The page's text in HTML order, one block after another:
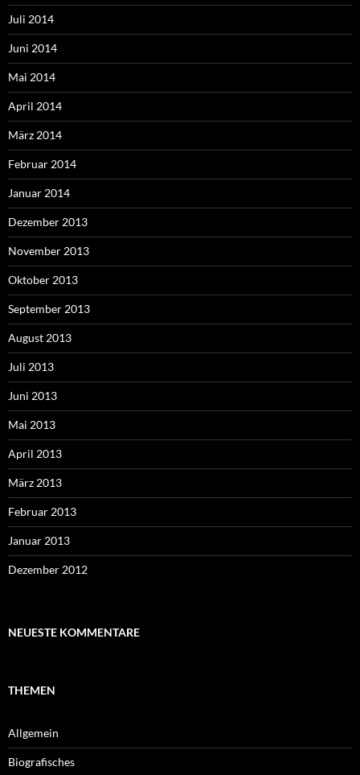
Juli 2014
Juni 2014
Mai 2014
April 2014
März 2014
Februar 2014
Januar 2014
Dezember 2013
November 2013
Oktober 2013
September 2013
August 2013
Juli 2013
Juni 2013
Mai 2013
April 2013
März 2013
Februar 2013
Januar 2013
Dezember 2012
NEUESTE KOMMENTARE
THEMEN
Allgemein
Biografisches